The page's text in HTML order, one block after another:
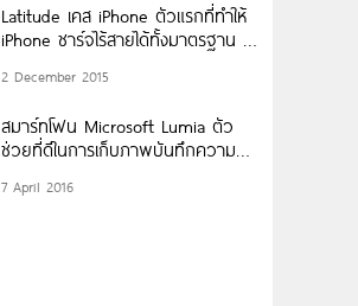
Latitude เคส iPhone ตัวแรกที่ทำให้
iPhone ชาร์จไร้สายได้ทั้งมาตรฐาน Qi
2 December 2015
สมาร์ทโฟน Microsoft Lumia ตัว
ช่วยที่ดีในการเก็บภาพบันทึกความ
7 April 2016